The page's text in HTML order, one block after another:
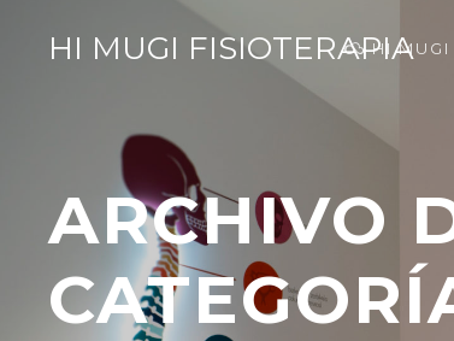
HI MUGI FISIOTERAPIA
HI MUGI
ARCHIVO